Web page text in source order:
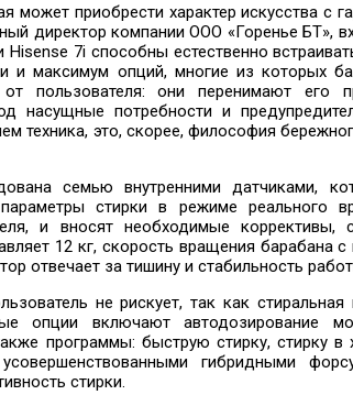
может приобрести характер искусства с
директор компании ООО «Горенье БТ»,
7i способны естественно
и максимум опций, многие из которых
пользователя: они перенимают его
насущные потребности и
техника, это, скорее, философия
семью внутренними датчиками,
стирки в режиме реального
и вносят необходимые
12 кг, скорость вращения барабана
отвечает за тишину и стабильность
не рискует, так как
опции включают автодозирование
программы: быструю стирку, стирку
гибридными
стирки.